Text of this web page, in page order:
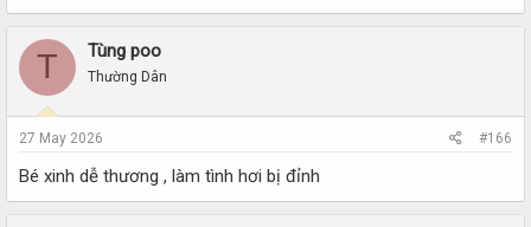
T Tùng poo
Thường Dân
27 May 2026 #166
Bé xinh dễ thương , làm tình hơi bị đỉnh